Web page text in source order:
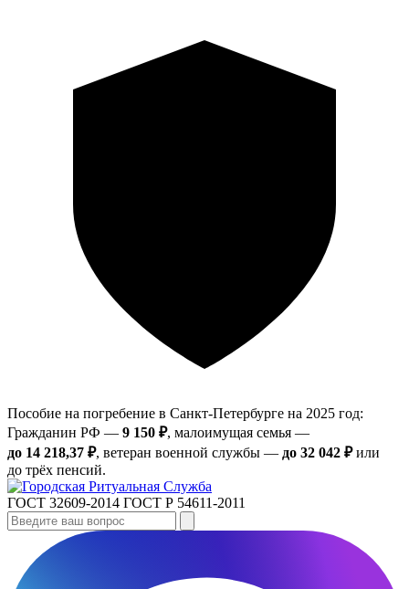
Пособие на погребение в Санкт‑Петербурге на 2025 год:
Гражданин РФ — 9 150 ₽, малоимущая семья —
до 14 218,37 ₽, ветеран военной службы — до 32 042 ₽или
до трёх пенсий.
ГОСТ 32609-2014 ГОСТ Р 54611-2011